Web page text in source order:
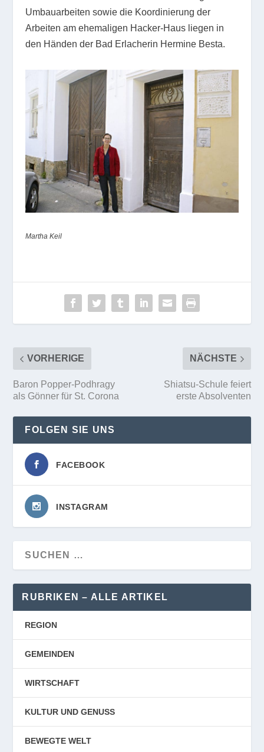
Umbauarbeiten sowie die Koordinierung der
Arbeiten am ehemaligen Hacker-Haus liegen in
den Händen der Bad Erlacherin Hermine Besta.
Martha Keil
VORHERIGE
Baron Popper-Podhragy
als Gönner für St. Corona
NÄCHSTE
Shiatsu-Schule feiert
erste Absolventen
FOLGEN SIE UNS
FACEBOOK
INSTAGRAM
RUBRIKEN – ALLE ARTIKEL
REGION
GEMEINDEN
WIRTSCHAFT
KULTUR UND GENUSS
BEWEGTE WELT